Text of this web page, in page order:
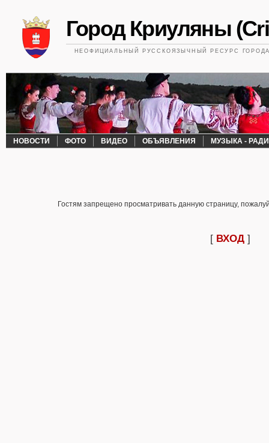
Город Криуляны
НЕОФИЦИАЛЬНЫЙ РУССКОЯЗЫЧНЫЙ РЕСУРС
НОВОСТИ ФОТО ВИДЕО ОБЪЯВЛЕНИЯ МУЗЫКА -
Гостям запрещено просматривать данную страницу,
[ ВХОД]